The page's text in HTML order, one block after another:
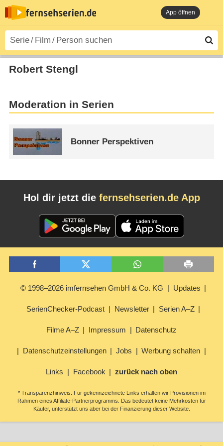
App öffnen
Robert Stengl
Moderation in Serien
Bonner Perspektiven
Hol dir jetzt die fernsehserien.de App
© 1998–2026 imfernsehen GmbH & Co. KG Updates
SerienChecker-Podcast Newsletter Serien A–Z
Filme A–Z Impressum Datenschutz
Datenschutzeinstellungen Jobs Werbung schalten
Links Facebook zurück nach oben
* Transparenzhinweis: Für gekennzeichnete Links erhalten wir Provisionen im
Rahmen eines Affiliate-Partnerprogramms. Das bedeutet keine Mehrkosten für
Käufer, unterstützt uns aber bei der Finanzierung dieser Website.